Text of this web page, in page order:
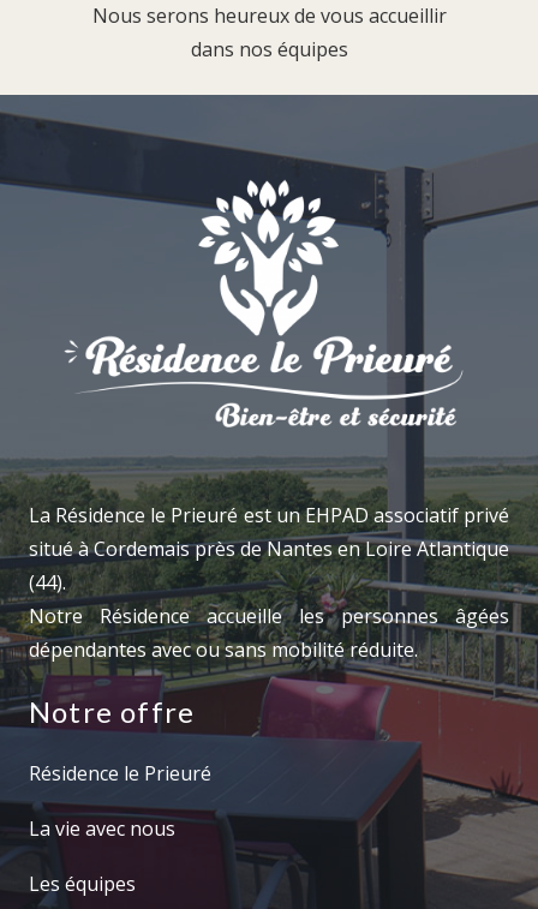
Nous serons heureux de vous accueillir
dans nos équipes
La Résidence le Prieuré est un EHPAD associatif privé
situé à Cordemais près de Nantes en Loire Atlantique
(44).
Notre Résidence accueille les personnes âgées
dépendantes avec ou sans mobilité réduite.
Notre offre
Résidence le Prieuré
La vie avec nous
Les équipes